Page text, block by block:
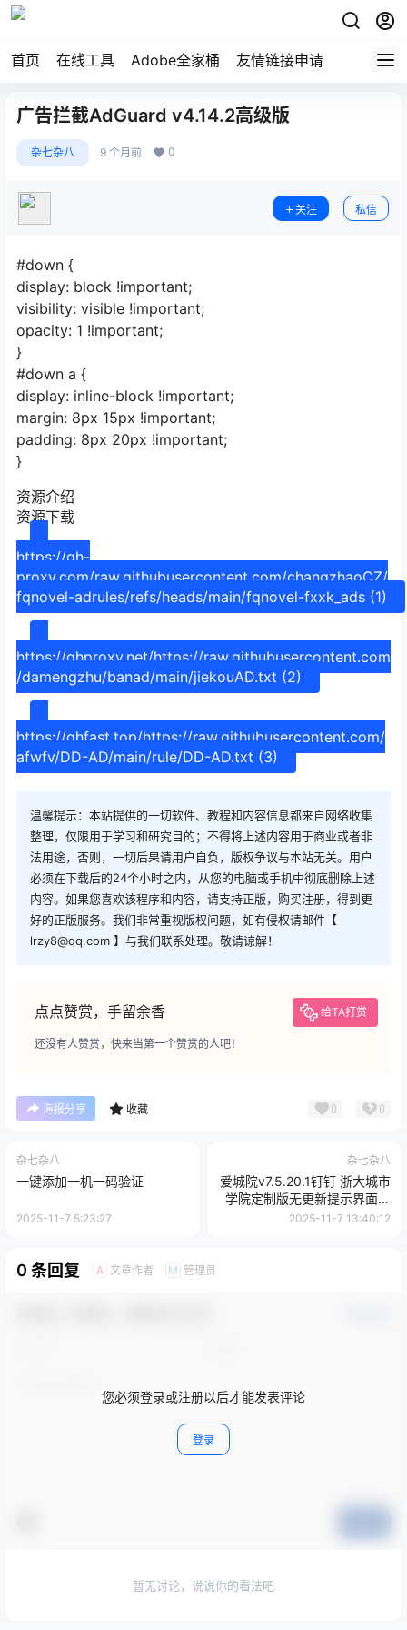
首页 在线工具 Adobe全家桶 友情链接申请
广告拦截AdGuard v4.14.2高级版
杂七杂八 9 个月前 0
关注 私信
#down {
display: block !important;
visibility: visible !important;
opacity: 1 !important;
}
#down a {
display: inline-block !important;
margin: 8px 15px !important;
padding: 8px 20px !important;
}
资源介绍
资源下载
https://gh-
proxy.com/raw.githubusercontent.com/changzhaoCZ/
fqnovel-adrules/refs/heads/main/fqnovel-fxxk_ads (1)
https://ghproxy.net/https://raw.githubusercontent.com
/damengzhu/banad/main/jiekouAD.txt (2)
https://ghfast.top/https://raw.githubusercontent.com/
afwfv/DD-AD/main/rule/DD-AD.txt (3)
温馨提示：本站提供的一切软件、教程和内容信息都来自网络收集
整理，仅限用于学习和研究目的；不得将上述内容用于商业或者非
法用途，否则，一切后果请用户自负，版权争议与本站无关。用户
必须在下载后的24个小时之内，从您的电脑或手机中彻底删除上述
内容。如果您喜欢该程序和内容，请支持正版，购买注册，得到更
好的正版服务。我们非常重视版权问题，如有侵权请邮件【
lrzy8@qq.com 】与我们联系处理。敬请谅解！
点点赞赏，手留余香 给TA打赏
还没有人赞赏，快来当第一个赞赏的人吧！
海报分享 收藏 0 0
杂七杂八
一键添加一机一码验证
2025-11-7 5:23:27
杂七杂八
爱城院v7.5.20.1钉钉 浙大城市
学院定制版无更新提示界面简
洁
2025-11-7 13:40:12
0 条回复 A 文章作者 M 管理员
您必须登录或注册以后才能发表评论
登录
暂无讨论，说说你的看法吧